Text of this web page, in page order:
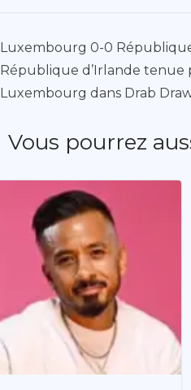
Luxembourg 0-0
République d’Irlande tenue
Luxembourg dans Drab
Vous pourrez